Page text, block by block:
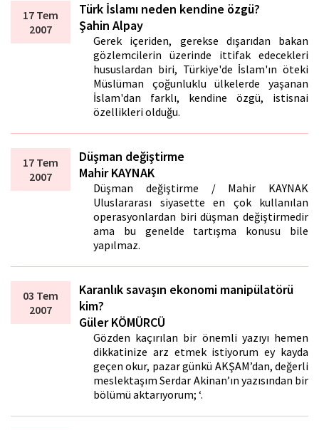
17 Tem
2007
Türk İslamı neden kendine özgü?
Şahin Alpay
Gerek içeriden, gerekse dışarıdan bakan
gözlemcilerin üzerinde ittifak edecekleri
hususlardan biri, Türkiye'de İslam'ın öteki
Müslüman çoğunluklu ülkelerde yaşanan
İslam'dan farklı, kendine özgü, istisnai
özellikleri olduğu.
17 Tem
2007
Düşman değiştirme
Mahir KAYNAK
Düşman değiştirme / Mahir KAYNAK
Uluslararası siyasette en çok kullanılan
operasyonlardan biri düşman değiştirmedir
ama bu genelde tartışma konusu bile
yapılmaz.
03 Tem
2007
Karanlık savaşın ekonomi manipülatörü
kim?
Güler KÖMÜRCÜ
Gözden kaçırılan bir önemli yazıyı hemen
dikkatinize arz etmek istiyorum ey kayda
geçen okur, pazar günkü AKŞAM’dan, değerli
meslektaşım Serdar Akinan’ın yazısından bir
bölümü aktarıyorum; ‘.